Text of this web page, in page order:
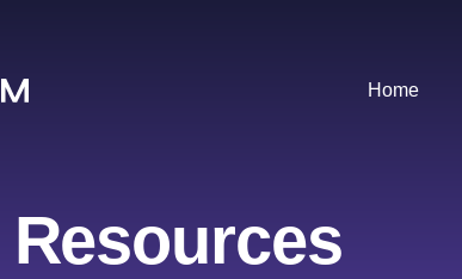
Home
Resources